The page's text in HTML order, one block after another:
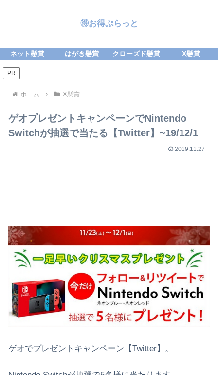
🉐お得ぷらっと
ネット懸賞 はがき懸賞 クローズド懸賞 X懸賞
PR
ホーム X懸賞
ゲオプレゼントキャンペーンでNintendo
Switchが抽選で当たる【Twitter】~19/12/1
2019.11.27
ゲオでプレゼントキャンペーン【Twitter】。